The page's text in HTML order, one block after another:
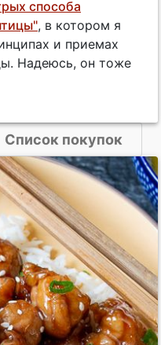
способа
, в котором я
и приемах
Надеюсь, он тоже
Список покупок